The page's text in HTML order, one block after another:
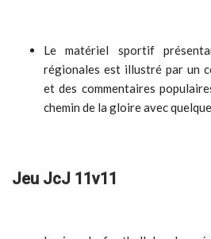
Le matériel sportif
régionales est illustré par un
et des commentaires
chemin de la gloire avec
Jeu JcJ 11v11